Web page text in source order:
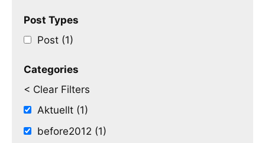
Post Types
Post (1)
Categories
< Clear Filters
Aktuellt (1)
before2012 (1)